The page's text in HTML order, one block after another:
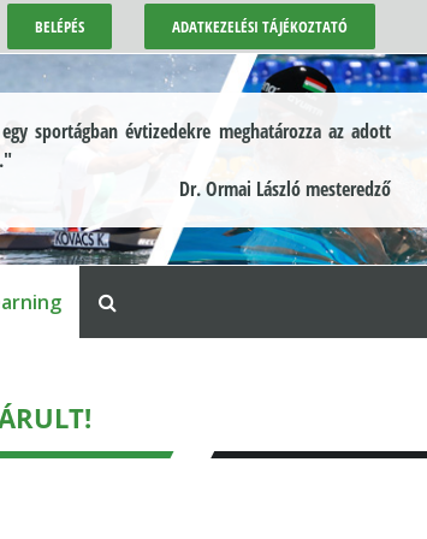
BELÉPÉS ADATKEZELÉSI TÁJÉKOZTATÓ
sportágban évtizedekre meghatározza az adott
Dr. Ormai László mesteredző